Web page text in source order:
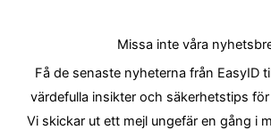
Missa inte våra
Få de senaste nyheterna från EasyID
värdefulla insikter och säkerhetstips
Vi skickar ut ett mejl ungefär en gång i